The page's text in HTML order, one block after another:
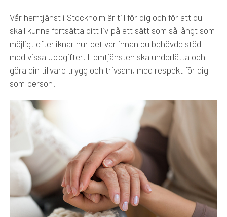
Vår hemtjänst i Stockholm är till för dig och för att du
skall kunna fortsätta ditt liv på ett sätt som så långt som
möjligt efterliknar hur det var innan du behövde stöd
med vissa uppgifter. Hemtjänsten ska underlätta och
göra din tillvaro trygg och trivsam, med respekt för dig
som person.